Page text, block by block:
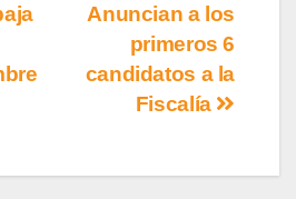
Anuncian a los
primeros 6
candidatos a la
Fiscalía